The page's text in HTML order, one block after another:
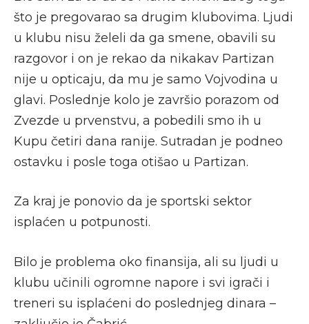
što je pregovarao sa drugim klubovima. Ljudi
u klubu nisu želeli da ga smene, obavili su
razgovor i on je rekao da nikakav Partizan
nije u opticaju, da mu je samo Vojvodina u
glavi. Poslednje kolo je završio porazom od
Zvezde u prvenstvu, a pobedili smo ih u
Kupu četiri dana ranije. Sutradan je podneo
ostavku i posle toga otišao u Partizan.
Za kraj je ponovio da je sportski sektor
isplaćen u potpunosti.
Bilo je problema oko finansija, ali su ljudi u
klubu učinili ogromne napore i svi igrači i
treneri su isplaćeni do poslednjeg dinara –